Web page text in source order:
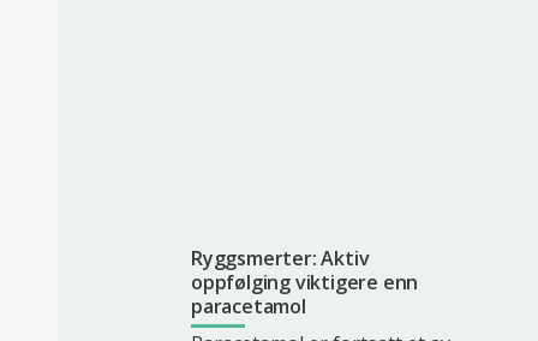
Ryggsmerter: Aktiv
oppfølging viktigere enn
paracetamol